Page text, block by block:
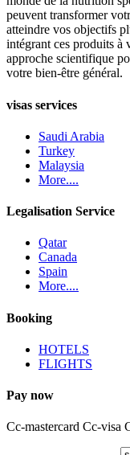
peuvent transformer
atteindre vos objectifs
intégrant ces produits à
approche scientifique
votre bien-être général.
visas services
Saudi Arabia
Turkey
Malaysia
More....
Legalisation Service
Qatar
Canada
Spain
More....
Booking
HOTELS
FLIGHTS
Pay now
Cc-mastercard Cc-visa